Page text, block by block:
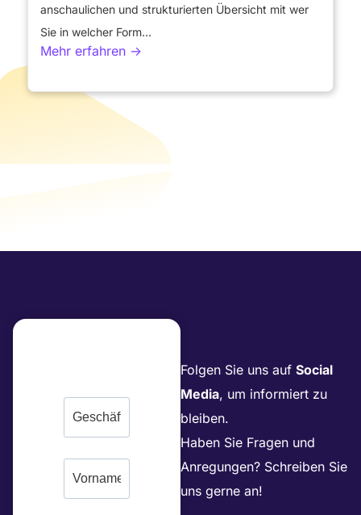
anschaulichen und strukturierten Übersicht mit wer
Sie in welcher Form...
Mehr erfahren ->
Folgen Sie uns auf Social
Media, um informiert zu
bleiben.
Haben Sie Fragen und
Anregungen? Schreiben Sie
uns gerne an!